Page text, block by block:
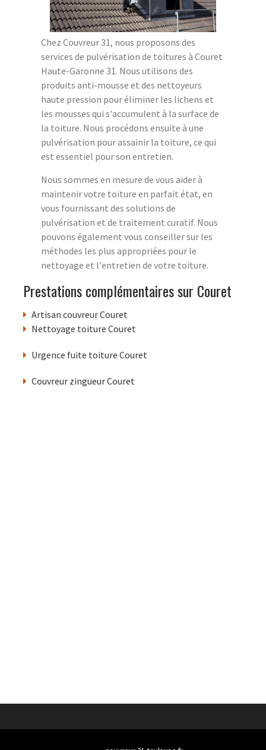
Chez Couvreur 31, nous proposons des
services de pulvérisation de toitures à Couret
Haute-Garonne 31. Nous utilisons des
produits anti-mousse et des nettoyeurs
haute pression pour éliminer les lichens et
les mousses qui s'accumulent à la surface de
la toiture. Nous procédons ensuite à une
pulvérisation pour assainir la toiture, ce qui
est essentiel pour son entretien.
Nous sommes en mesure de vous aider à
maintenir votre toiture en parfait état, en
vous fournissant des solutions de
pulvérisation et de traitement curatif. Nous
pouvons également vous conseiller sur les
méthodes les plus appropriées pour le
nettoyage et l'entretien de votre toiture.
Prestations complémentaires sur Couret
Artisan couvreur Couret
Nettoyage toiture Couret
Urgence fuite toiture Couret
Couvreur zingueur Couret